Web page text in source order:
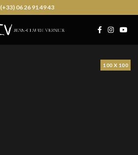
(+33) 06 26 91 49 43
100 X 100